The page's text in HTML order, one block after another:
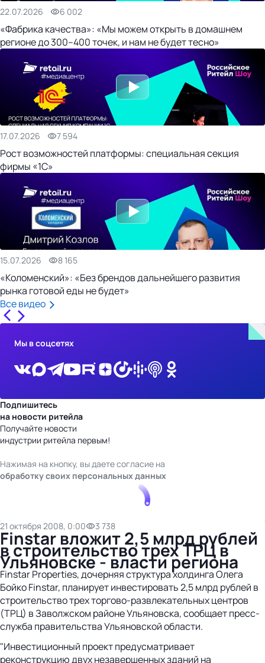
22.07.2026 6 002
«Фабрика качества»: «Мы можем открыть в домашнем
регионе до 300–400 точек, и нам не будет тесно»
17.07.2026 7 594
Рост возможностей платформы: специальная секция
фирмы «1С»
15.07.2026 8 165
«Коломенский»: «Без брендов дальнейшего развития
рынка готовой еды не будет»
Все видео
Мы в соцсетях
Подпишитесь
на новости ритейла
Получайте новости
индустрии ритейла первым!
Нажимая на кнопку, вы даете согласие на
обработку своих персональных данных
21 октября 2008, 0:00 3 738
Finstar вложит 2,5 млрд рублей
в строительство трех ТРЦ в
Ульяновске - власти региона
Finstar Properties, дочерняя структура холдинга Олега
Бойко Finstar, планирует инвестировать 2,5 млрд рублей в
строительство трех торгово-развлекательных центров
(ТРЦ) в Заволжском районе Ульяновска, сообщает пресс-
служба правительства Ульяновской области.
"Инвестиционный проект предусматривает
реконструкцию двух незавершенных зданий на